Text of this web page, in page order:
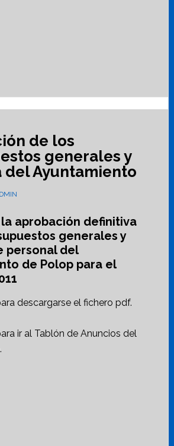
de los
generales y
Ayuntamiento
aprobación definitiva
generales y
personal del
de Polop para el
descargarse el fichero pdf.
ir al Tablón de Anuncios del